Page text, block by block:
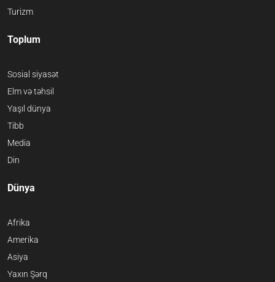
Turizm
Toplum
Sosial siyasət
Elm və təhsil
Yaşıl dünya
Tibb
Media
Din
Dünya
Afrika
Amerika
Asiya
Yaxın Şərq